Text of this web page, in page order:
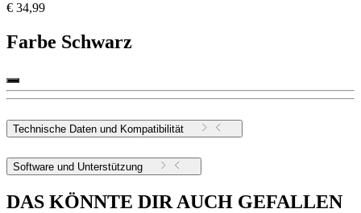
€ 34,99
Farbe Schwarz
Technische Daten und Kompatibilität
Software und Unterstützung
DAS KÖNNTE DIR AUCH GEFALLEN